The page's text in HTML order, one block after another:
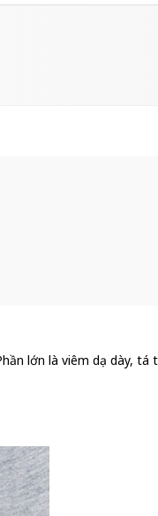
lớn là viêm dạ dày, tá